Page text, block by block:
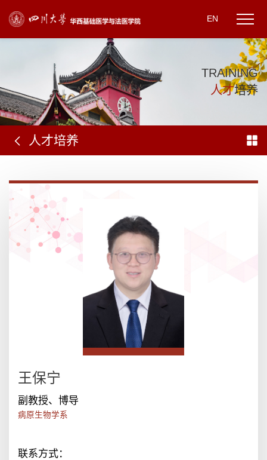
EN
TRAINING
人才培养
人才培养
王保宁
副教授、博导
联系方式：